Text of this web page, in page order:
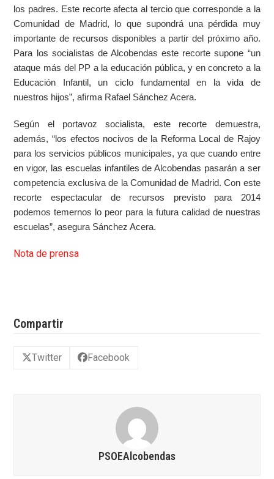
los padres. Este recorte afecta al tercio que corresponde a la
Comunidad de Madrid, lo que supondrá una pérdida muy
importante de recursos disponibles a partir del próximo año.
Para los socialistas de Alcobendas este recorte supone “un
ataque más del PP a la educación pública, y en concreto a la
Educación Infantil, un ciclo fundamental en la vida de
nuestros hijos”, afirma Rafael Sánchez Acera.
Según el portavoz socialista, este recorte demuestra,
además, “los efectos nocivos de la Reforma Local de Rajoy
para los servicios públicos municipales, ya que cuando entre
en vigor, las escuelas infantiles de Alcobendas pasarán a ser
competencia exclusiva de la Comunidad de Madrid. Con este
recorte espectacular de recursos previsto para 2014
podemos temernos lo peor para la futura calidad de nuestras
escuelas”, asegura Sánchez Acera.
Nota de prensa
Compartir
Twitter Facebook
PSOEAlcobendas